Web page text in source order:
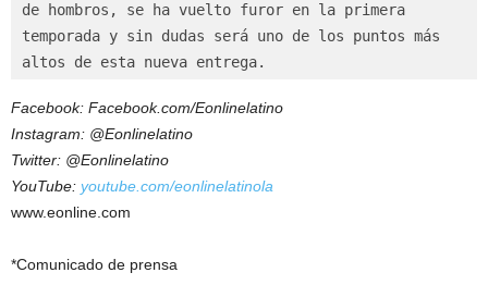
de hombros, se ha vuelto furor en la primera
temporada y sin dudas será uno de los puntos más
altos de esta nueva entrega.
Facebook: Facebook.com/Eonlinelatino
Instagram: @Eonlinelatino
Twitter: @Eonlinelatino
YouTube: youtube.com/eonlinelatinola
www.eonline.com
*Comunicado de prensa